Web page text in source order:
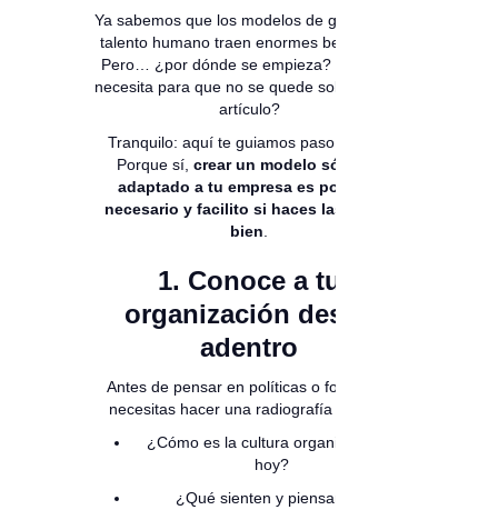
Ya sabemos que los modelos de gestión del
talento humano traen enormes beneficios.
Pero… ¿por dónde se empieza? ¿Qué se
necesita para que no se quede solo en este
artículo?
Tranquilo: aquí te guiamos paso a paso.
Porque sí, crear un modelo sólido y
adaptado a tu empresa es posible,
necesario y facilito si haces las cosas
bien
1. Conoce a tu
organización desde
adentro
Antes de pensar en políticas o formatos,
necesitas hacer una radiografía interna.
¿Cómo es la cultura organizacional
hoy?
¿Qué sienten y piensan los